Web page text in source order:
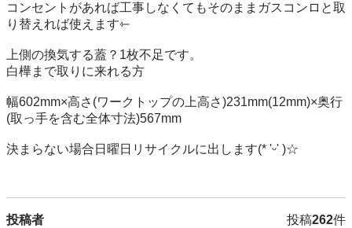
コンセントがあれば工事しなくてもそのままガスコンロと取
り替えれば使えます⇽
上側の換気する蓋？1枚不足です。
白樺まで取りに来れる方
幅602mm×高さ(ワークトップの上高さ)231mm(12mm)×奥行
(取っ手を含む全体寸法)567mm
決まらない場合日曜日リサイクルに出します(* 'ᵕ' )☆
投稿者 投稿262件